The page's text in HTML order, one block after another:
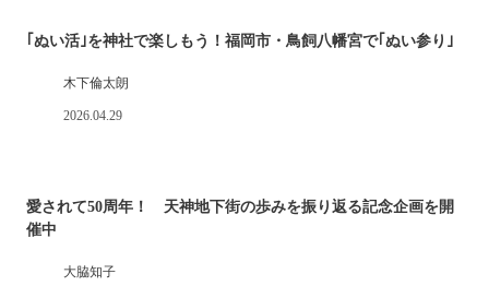
｢ぬい活｣を神社で楽しもう！福岡市・鳥飼八幡宮で｢ぬい参り｣
木下倫太朗
2026.04.29
愛されて50周年！ 天神地下街の歩みを振り返る記念企画を開
催中
大脇知子